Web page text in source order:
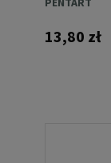
13,80 zł